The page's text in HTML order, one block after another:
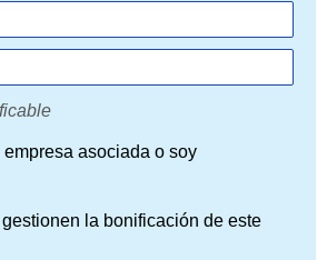
asociada o soy
la bonificación de este